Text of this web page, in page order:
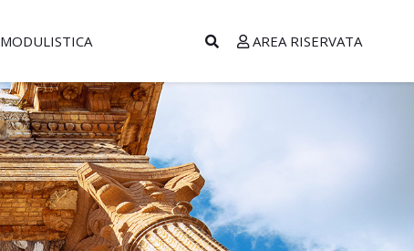
MODULISTICA AREA RISERVATA